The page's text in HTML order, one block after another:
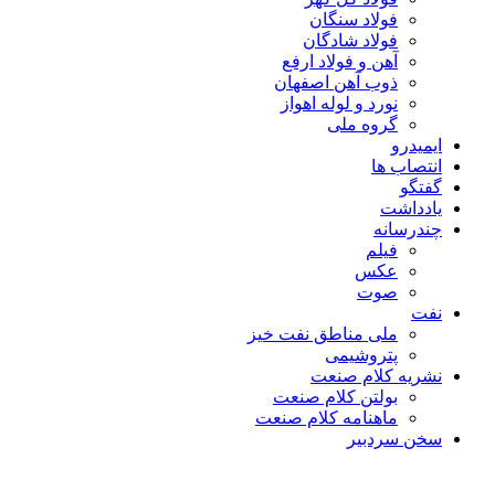
فولاد سنگان
فولاد شادگان
آهن و فولاد ارفع
ذوب آهن اصفهان
نورد و لوله اهواز
گروه ملی
ایمیدرو
انتصاب ها
گفتگو
یادداشت
چندرسانه
فیلم
عکس
صوت
نفت
ملی مناطق نفت خیز
پتروشیمی
نشریه کلام صنعت
بولتن کلام صنعت
ماهنامه کلام صنعت
سخن سردبیر